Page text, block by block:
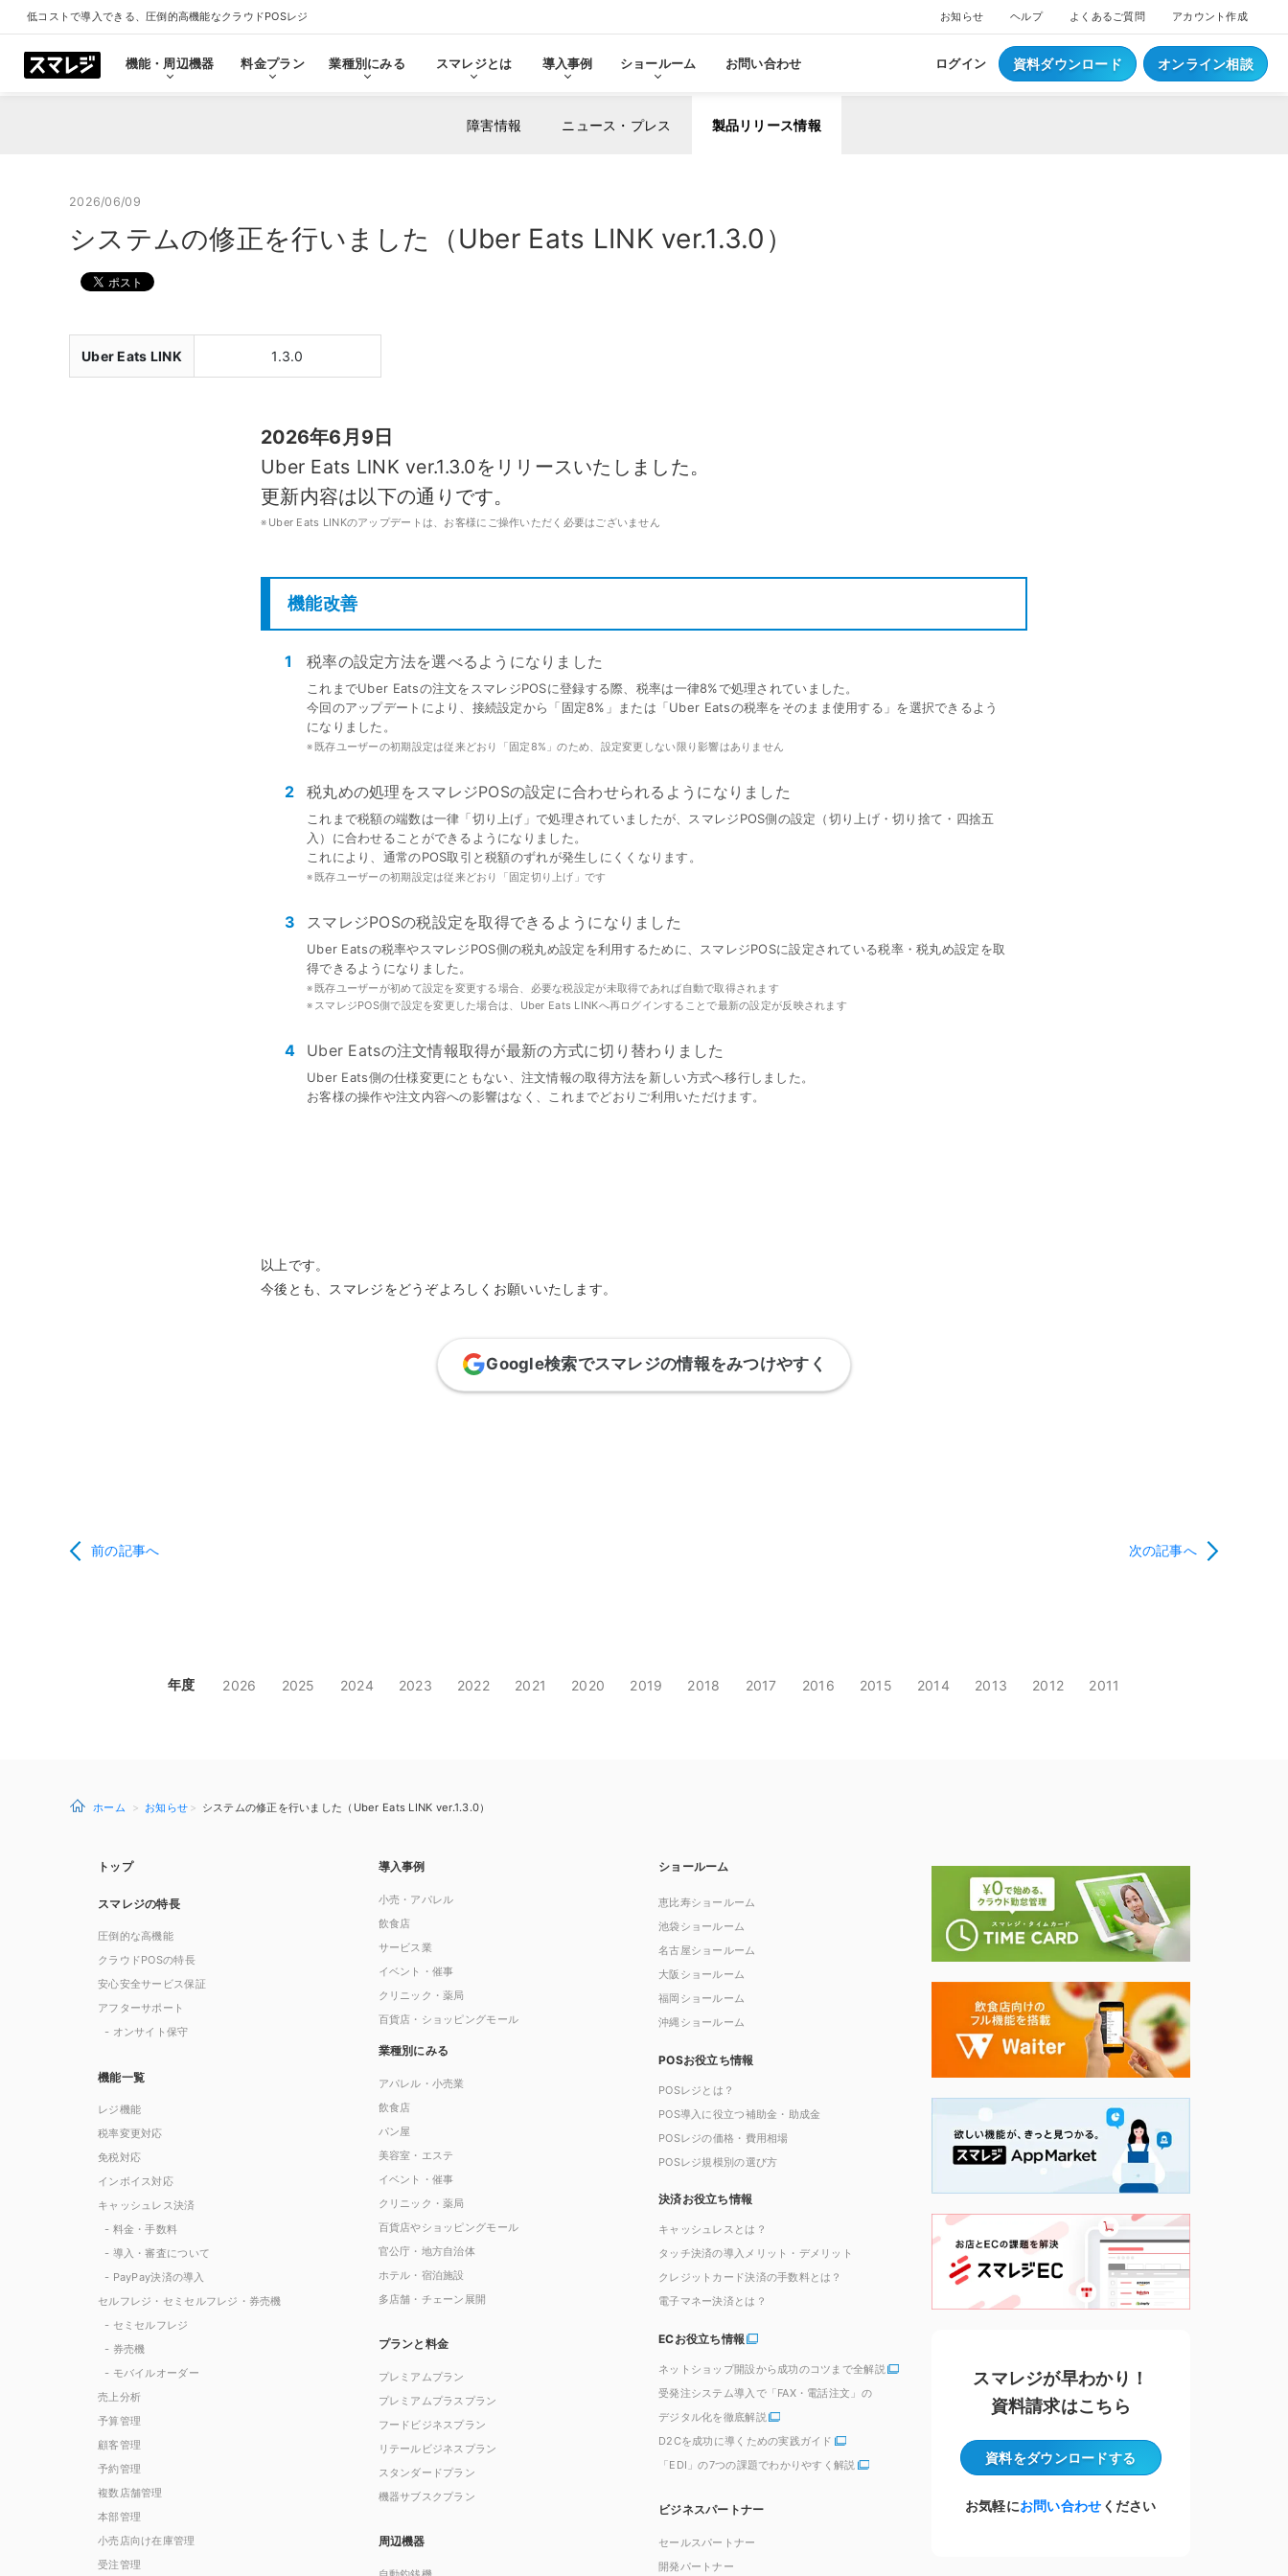
低コストで導入できる、圧倒的高機能なクラウドPOSレジ お知らせ ヘルプ よくあるご質問 アカウント作成
機能・周辺機器
機能・周辺機器
キャッシュレス決済
券売機・食券機
拡張機能・
スマレジ・タイムカード連携
スマレジEC
サポート機能
複数店舗管理
小売店向け在庫管理
イベントカレンダー
PL
料金プラン
料金プラン
プレミアムプラス
リテールビジネス
業種別にみる
業種別にみる
飲食店で使う
美容室・エステで使う イベント・催事で使う 官公庁・地方自治体で使う
スマレジとは
スマレジとは
クラウド型POSの特長とは
安心・安全のサービス保証
導入事例
導入事例
飲食店
イベント・催事
ル
ショールーム
ショールーム
福岡ショールーム
お問い合わせ ログイン 資料ダウンロード オンライン相談
障害情報 ニュース・プレス 製品リリース情報
2026/06/09
システムの修正を行いました（Uber Eats LINK ver.1.3.0）
Uber Eats LINK 1.3.0
2026年6月9日
Uber Eats LINK ver.1.3.0をリリースいたしました。
更新内容は以下の通りです。
※ Uber Eats LINKのアップデートは、お客様にご操作いただく必要はございません
機能改善
1 税率の設定方法を選べるようになりました
これまでUber Eatsの注文をスマレジPOSに登録する際、税率は一律8%で処理されていました。
今回のアップデートにより、接続設定から「固定8%」または「Uber Eatsの税率をそのまま使用する」を選択できるよう
になりました。
※既存ユーザーの初期設定は従来どおり「固定8%」のため、設定変更しない限り影響はありません
2 税丸めの処理をスマレジPOSの設定に合わせられるようになりました
これまで税額の端数は一律「切り上げ」で処理されていましたが、スマレジPOS側の設定（切り上げ・切り捨て・四捨五
入）に合わせることができるようになりました。
これにより、通常のPOS取引と税額のずれが発生しにくくなります。
※既存ユーザーの初期設定は従来どおり「固定切り上げ」です
3 スマレジPOSの税設定を取得できるようになりました
Uber Eatsの税率やスマレジPOS側の税丸め設定を利用するために、スマレジPOSに設定されている税率・税丸め設定を取
得できるようになりました。
※既存ユーザーが初めて設定を変更する場合、必要な税設定が未取得であれば自動で取得されます
※ スマレジPOS側で設定を変更した場合は、Uber Eats LINKへ再ログインすることで最新の設定が反映されます
4 Uber Eatsの注文情報取得が最新の方式に切り替わりました
Uber Eats側の仕様変更にともない、注文情報の取得方法を新しい方式へ移行しました。
お客様の操作や注文内容への影響はなく、これまでどおりご利用いただけます。
以上です。
今後とも、スマレジをどうぞよろしくお願いいたします。
Google検索でスマレジの情報をみつけやすく
前の記事へ 次の記事へ
年度 2026 2025 2024 2023 2022 2021 2020 2019 2018 2017 2016 2015 2014 2013 2012 2011
ホーム お知らせ システムの修正を行いました（Uber Eats LINK ver.1.3.0）
トップ
スマレジの特長
圧倒的な高機能
クラウドPOSの特長
安心安全サービス保証
アフターサポート
- オンサイト保守
機能一覧
レジ機能
税率変更対応
免税対応
インボイス対応
キャッシュレス決済
- 料金・手数料
- 導入・審査について
- PayPay決済の導入
セルフレジ・セミセルフレジ・券売機
- セミセルフレジ
- 券売機
- モバイルオーダー
売上分析
予算管理
顧客管理
予約管理
複数店舗管理
本部管理
小売店向け在庫管理
受注管理
導入事例
小売・アパレル
飲食店
サービス業
イベント・催事
クリニック・薬局
百貨店・ショッピングモール
業種別にみる
アパレル・小売業
飲食店
パン屋
美容室・エステ
イベント・催事
クリニック・薬局
百貨店やショッピングモール
官公庁・地方自治体
ホテル・宿泊施設
多店舗・チェーン展開
プランと料金
プレミアムプラン
プレミアムプラスプラン
フードビジネスプラン
リテールビジネスプラン
スタンダードプラン
機器サブスクプラン
周辺機器
ショールーム
恵比寿ショールーム
池袋ショールーム
名古屋ショールーム
大阪ショールーム
福岡ショールーム
沖縄ショールーム
POSお役立ち情報
POSレジとは？
POS導入に役立つ補助金・助成金
POSレジの価格・費用相場
POSレジ規模別の選び方
決済お役立ち情報
キャッシュレスとは？
タッチ決済の導入メリット・デメリット
クレジットカード決済の手数料とは？
電子マネー決済とは？
ECお役立ち情報
ネットショップ開設から成功のコツまで全解説
受発注システム導入で「FAX・電話注文」の
デジタル化を徹底解説
D2Cを成功に導くための実践ガイド
「EDI」の7つの課題でわかりやすく解説
ビジネスパートナー
セールスパートナー
開発パートナー
スマレジが早わかり！
資料請求はこちら
資料をダウンロードする
お気軽にお問い合わせ ください